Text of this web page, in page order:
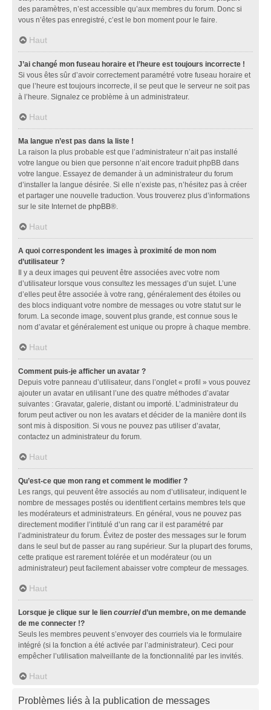
des paramètres, n’est accessible qu’aux membres du forum. Donc si
vous n’êtes pas enregistré, c’est le bon moment pour le faire.
Haut
J’ai changé mon fuseau horaire et l’heure est toujours incorrecte !
Si vous êtes sûr d’avoir correctement paramétré votre fuseau horaire et
que l’heure est toujours incorrecte, il se peut que le serveur ne soit pas
à l’heure. Signalez ce problème à un administrateur.
Haut
Ma langue n’est pas dans la liste !
La raison la plus probable est que l’administrateur n’ait pas installé
votre langue ou bien que personne n’ait encore traduit phpBB dans
votre langue. Essayez de demander à un administrateur du forum
d’installer la langue désirée. Si elle n’existe pas, n’hésitez pas à créer
et partager une nouvelle traduction. Vous trouverez plus d’informations
sur le site Internet de phpBB®.
Haut
A quoi correspondent les images à proximité de mon nom
d’utilisateur ?
Il y a deux images qui peuvent être associées avec votre nom
d’utilisateur lorsque vous consultez les messages d’un sujet. L’une
d’elles peut être associée à votre rang, généralement des étoiles ou
des blocs indiquant votre nombre de messages ou votre statut sur le
forum. La seconde image, souvent plus grande, est connue sous le
nom d’avatar et généralement est unique ou propre à chaque membre.
Haut
Comment puis-je afficher un avatar ?
Depuis votre panneau d’utilisateur, dans l’onglet « profil » vous pouvez
ajouter un avatar en utilisant l’une des quatre méthodes d’avatar
suivantes : Gravatar, galerie, distant ou importé. L’administrateur du
forum peut activer ou non les avatars et décider de la manière dont ils
sont mis à disposition. Si vous ne pouvez pas utiliser d’avatar,
contactez un administrateur du forum.
Haut
Qu’est-ce que mon rang et comment le modifier ?
Les rangs, qui peuvent être associés au nom d’utilisateur, indiquent le
nombre de messages postés ou identifient certains membres tels que
les modérateurs et administrateurs. En général, vous ne pouvez pas
directement modifier l’intitulé d’un rang car il est paramétré par
l’administrateur du forum. Évitez de poster des messages sur le forum
dans le seul but de passer au rang supérieur. Sur la plupart des forums,
cette pratique est rarement tolérée et un modérateur (ou un
administrateur) peut facilement abaisser votre compteur de messages.
Haut
Lorsque je clique sur le lien courrield’un membre, on me demande
de me connecter !?
Seuls les membres peuvent s’envoyer des courriels via le formulaire
intégré (si la fonction a été activée par l’administrateur). Ceci pour
empêcher l’utilisation malveillante de la fonctionnalité par les invités.
Haut
Problèmes liés à la publication de messages